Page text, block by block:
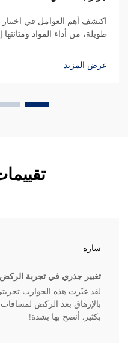
اكتشف أهم العوامل في
طويلة، من أداء المواد ومتانتها
عرض المزيد
سارة
تغيير جذري في تجربة
لقد غيّرت هذه الجوارب
بالإرهاق بعد الركض
بكثير. أنصح بها بشدة!